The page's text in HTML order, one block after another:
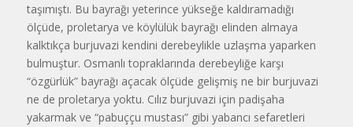
taşımıştı. Bu bayrağı yeterince yükseğe kaldıramadığı
ölçüde, proletarya ve köylülük bayrağı elinden almaya
kalktıkça burjuvazi kendini dere­beylikle uzlaşma yaparken
bulmuştur. Osmanlı topraklarında derebeyliğe karşı
“özgürlük” bayrağı açacak ölçüde gelişmiş ne bir burjuvazi
ne de prole­tarya yoktu. Cılız burjuvazi için padişaha
yakarmak ve “pabuççu mustası” gibi yabancı sefaretleri